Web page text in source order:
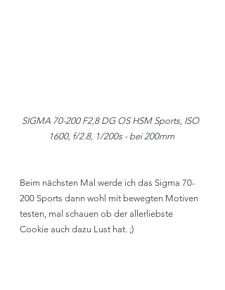
SIGMA 70-200 F2,8 DG OS HSM Sports, ISO
1600, f/2.8, 1/200s - bei 200mm
Beim nächsten Mal werde ich das Sigma 70-
200 Sports dann wohl mit bewegten Motiven
testen, mal schauen ob der allerliebste
Cookie auch dazu Lust hat. ;)